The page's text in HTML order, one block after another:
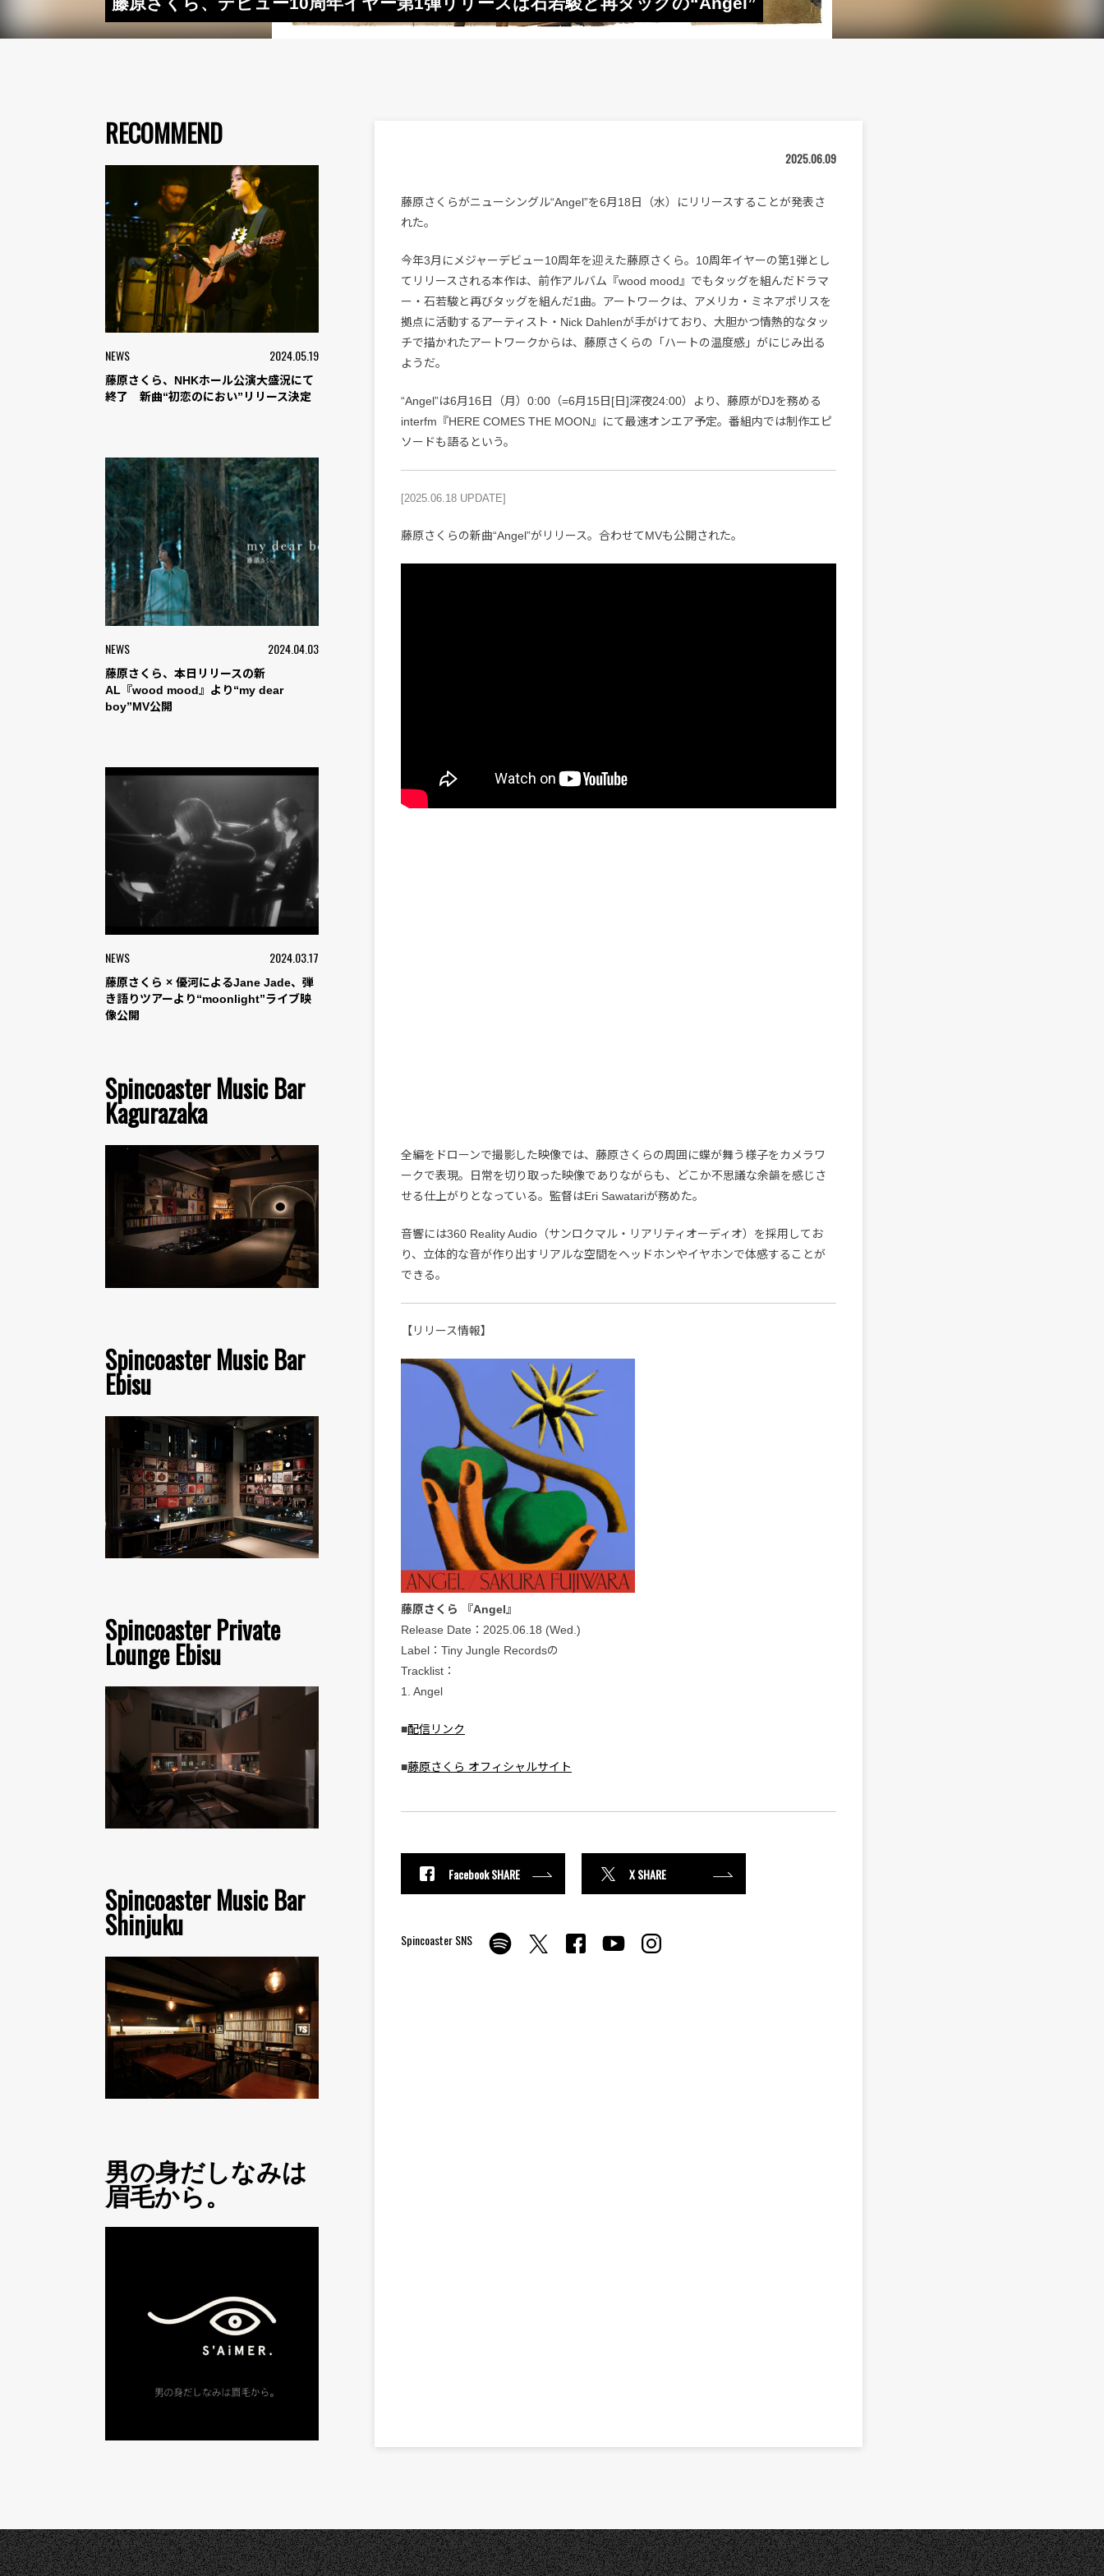
RECOMMEND
NEWS 2024.05.19
藤原さくら、NHKホール公演大盛況にて
終了 新曲“初恋のにおい”リリース決定
NEWS 2024.04.03
藤原さくら、本日リリースの新
AL『wood mood』より“my dear
boy”MV公開
NEWS 2024.03.17
藤原さくら × 優河によるJane Jade、弾
き語りツアーより“moonlight”ライブ映
像公開
Spincoaster Music Bar
Kagurazaka
Spincoaster Music Bar
Ebisu
Spincoaster Private
Lounge Ebisu
Spincoaster Music Bar
Shinjuku
男の身だしなみは
眉毛から。
2025.06.09
藤原さくらがニューシングル“Angel”を6月18日（水）にリリースすることが発表さ
れた。
今年3月にメジャーデビュー10周年を迎えた藤原さくら。10周年イヤーの第1弾とし
てリリースされる本作は、前作アルバム『wood mood』でもタッグを組んだドラマ
ー・石若駿と再びタッグを組んだ1曲。アートワークは、アメリカ・ミネアポリスを
拠点に活動するアーティスト・Nick Dahlenが手がけており、大胆かつ情熱的なタッ
チで描かれたアートワークからは、藤原さくらの「ハートの温度感」がにじみ出る
ようだ。
“Angel”は6月16日（月）0:00（=6月15日[日]深夜24:00）より、藤原がDJを務める
interfm『HERE COMES THE MOON』にて最速オンエア予定。番組内では制作エピ
ソードも語るという。
[2025.06.18 UPDATE]
藤原さくらの新曲“Angel”がリリース。合わせてMVも公開された。
全編をドローンで撮影した映像では、藤原さくらの周囲に蝶が舞う様子をカメラワ
ークで表現。日常を切り取った映像でありながらも、どこか不思議な余韻を感じさ
せる仕上がりとなっている。監督はEri Sawatariが務めた。
音響には360 Reality Audio（サンロクマル・リアリティオーディオ）を採用してお
り、立体的な音が作り出すリアルな空間をヘッドホンやイヤホンで体感することが
できる。
【リリース情報】
藤原さくら 『Angel』
Release Date：2025.06.18 (Wed.)
Label：Tiny Jungle Recordsの
Tracklist：
1. Angel
■配信リンク
■藤原さくら オフィシャルサイト
Facebook SHARE X SHARE
Spincoaster SNS